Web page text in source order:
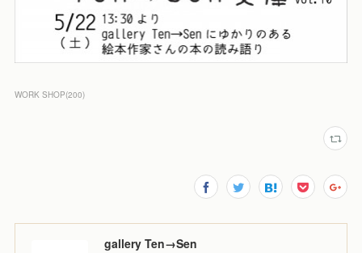
WORK SHOP(200)
gallery Ten→Sen